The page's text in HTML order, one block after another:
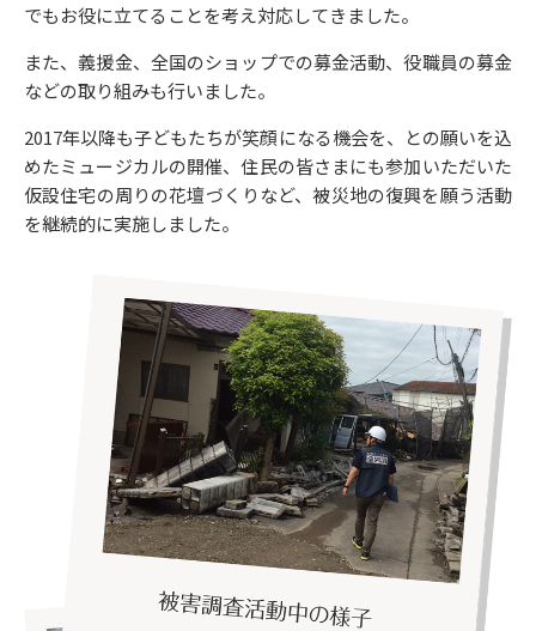
でもお役に立てることを考え対応してきました。
また、義援金、全国のショップでの募金活動、役職員の募金
などの取り組みも行いました。
2017年以降も子どもたちが笑顔になる機会を、との願いを込
めたミュージカルの開催、住民の皆さまにも参加いただいた
仮設住宅の周りの花壇づくりなど、被災地の復興を願う活動
を継続的に実施しました。